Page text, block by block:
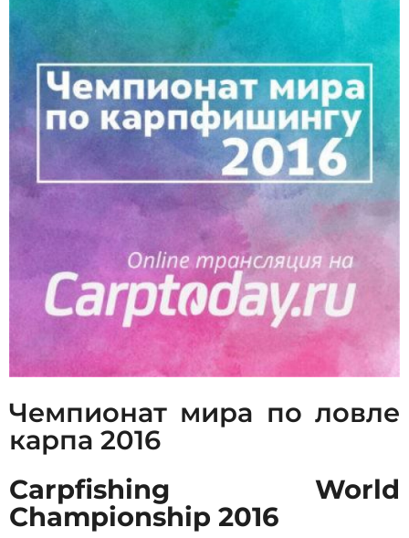
0
9
2
0
Чемпионат мира по ловле
карпа 2016
Carpfishing World
Championship 2016